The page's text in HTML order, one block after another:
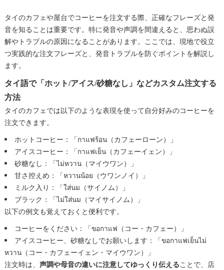
タイのカフェや屋台でコーヒーを注文する際、正確なフレーズと発
音を知ることは重要です。特に発音や声調を間違えると、思わぬ誤
解やトラブルの原因になることがあります。ここでは、現地で役立
つ実践的な注文フレーズと、発音トラブルを防ぐポイントを解説し
ます。
タイ語で「ホット/アイス/砂糖なし」などカスタム注文する
方法
タイのカフェでは以下のような表現を使って自分好みのコーヒーを
注文できます。
ホットコーヒー：「กาแฟร้อน（カフェーローン）」
アイスコーヒー：「กาแฟเย็น（カフェーイェン）」
砂糖なし：「ไม่หวาน（マイウワン）」
甘さ控えめ：「หวานน้อย（ウワンノイ）」
ミルク入り：「ใส่นม（サイノム）」
ブラック：「ไม่ใส่นม（マイサイノム）」
以下の例文も覚えておくと便利です。
コーヒーをください：「ขอกาแฟ（コー・カフェー）」
アイスコーヒー、砂糖なしでお願いします：「ขอกาแฟเย็นไม่
หวาน（コー・カフェーイェン・マイウワン）」
注文時は、 声調や母音の違いに注意してゆっくり伝えることで、店